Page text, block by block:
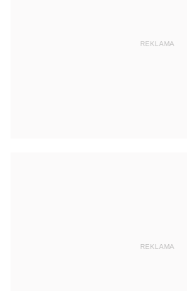
REKLAMA
REKLAMA